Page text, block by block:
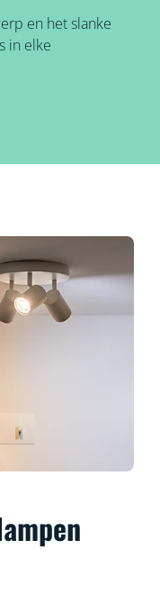
en het slanke
in elke